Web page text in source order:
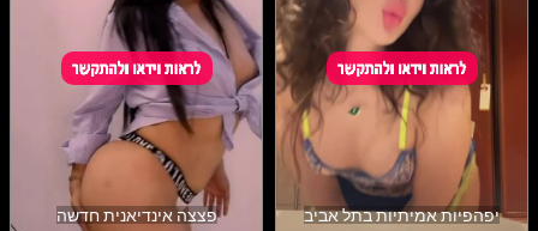
יפהפיות אמיתיות בתל אביב פצצה אינדיאנית חדשה